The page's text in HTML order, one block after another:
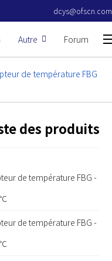
dcys@ofscn.com
Autre Forum
de température FBG
des produits
de température FBG -
de température FBG -